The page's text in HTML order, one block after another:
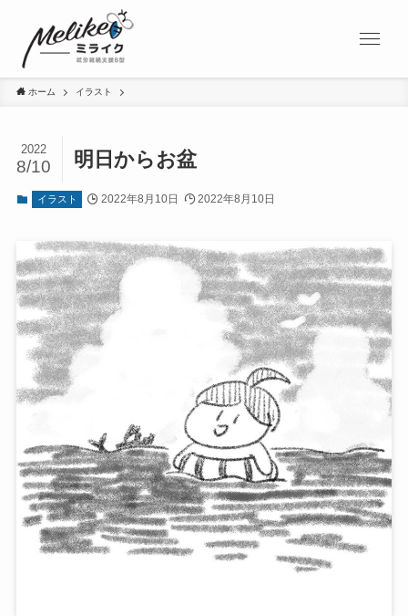
ホーム イラスト
明日からお盆
2022
8/10
イラスト 2022年8月10日 2022年8月10日